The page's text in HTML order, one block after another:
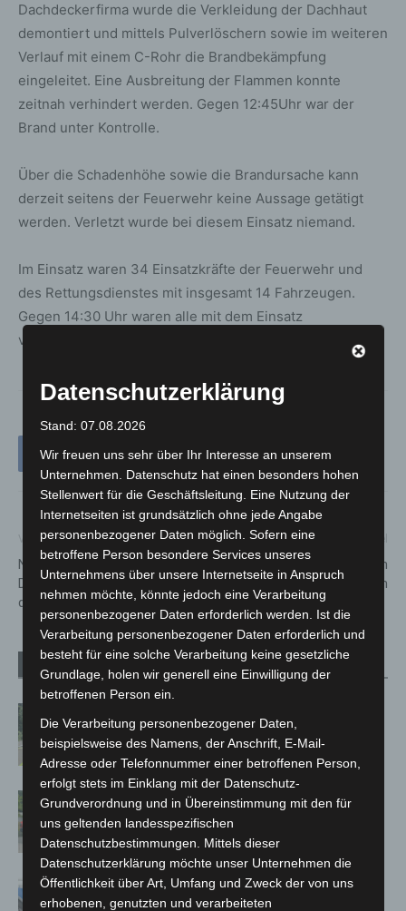
Dachdeckerfirma wurde die Verkleidung der Dachhaut
demontiert und mittels Pulverlöschern sowie im weiteren
Verlauf mit einem C-Rohr die Brandbekämpfung
eingeleitet. Eine Ausbreitung der Flammen konnte
zeitnah verhindert werden. Gegen 12:45Uhr war der
Brand unter Kontrolle.
Über die Schadenhöhe sowie die Brandursache kann
derzeit seitens der Feuerwehr keine Aussage getätigt
werden. Verletzt wurde bei diesem Einsatz niemand.
Im Einsatz waren 34 Einsatzkräfte der Feuerwehr und
des Rettungsdienstes mit insgesamt 14 Fahrzeugen.
Gegen 14:30 Uhr waren alle mit dem Einsatz
verbundenen Maßnahmen beendet.
Vorheriger Artikel
Nach Hackerangriff:
Deutschlandticket im GVH für
den 1. Juni buchbar
Nächster Artikel
Johanniter-Motorradstaffeln
starten in die neue Saison
Mehr vom Autor
Neuwarmbüchen schnell eingedämmt
Region Hannover: 21 neue
Notfallsanitäter starten beim Roten
Kreuz
Mann läuft mit Hockeyschläger über
Datenschutzerklärung
Stand: 07.08.2026
Wir freuen uns sehr über Ihr Interesse an unserem
Unternehmen. Datenschutz hat einen besonders hohen
Stellenwert für die Geschäftsleitung. Eine Nutzung der
Internetseiten ist grundsätzlich ohne jede Angabe
personenbezogener Daten möglich. Sofern eine
betroffene Person besondere Services unseres
Unternehmens über unsere Internetseite in Anspruch
nehmen möchte, könnte jedoch eine Verarbeitung
personenbezogener Daten erforderlich werden. Ist die
Verarbeitung personenbezogener Daten erforderlich und
besteht für eine solche Verarbeitung keine gesetzliche
Grundlage, holen wir generell eine Einwilligung der
betroffenen Person ein.
Die Verarbeitung personenbezogener Daten,
beispielsweise des Namens, der Anschrift, E-Mail-
Adresse oder Telefonnummer einer betroffenen Person,
erfolgt stets im Einklang mit der Datenschutz-
Grundverordnung und in Übereinstimmung mit den für
uns geltenden landesspezifischen
Datenschutzbestimmungen. Mittels dieser
Datenschutzerklärung möchte unser Unternehmen die
Öffentlichkeit über Art, Umfang und Zweck der von uns
erhobenen, genutzten und verarbeiteten